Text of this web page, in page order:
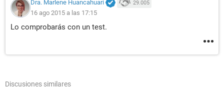
Dra. Marlene Huancahuari 29.005
16 ago 2015 a las 17:15
Lo comprobarás con un test.
Discusiones similares